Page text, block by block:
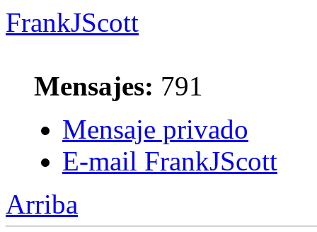
FrankJScott
Mensajes: 791
Mensaje privado
E-mail FrankJScott
Arriba